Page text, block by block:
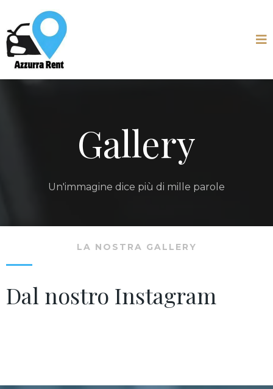
Gallery
Un'immagine dice più di mille parole
LA NOSTRA GALLERY
Dal nostro Instagram